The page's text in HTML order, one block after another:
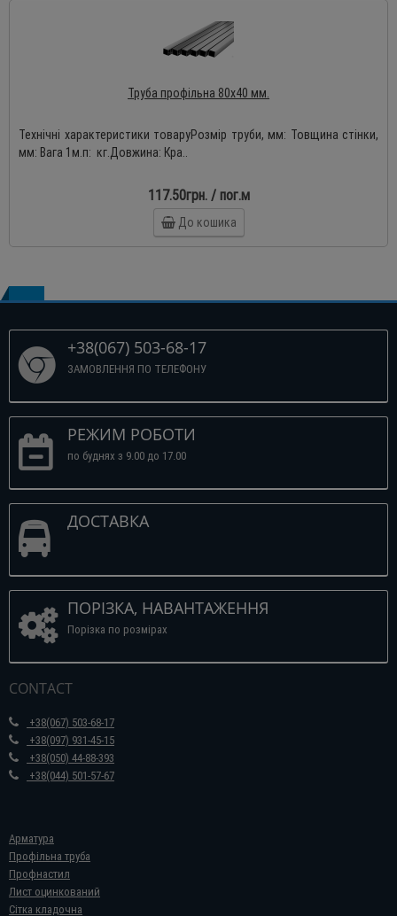
Труба профільна 80х40 мм.
Технічні характеристики товаруРозмір труби, мм: Товщина стінки,
мм: Вага 1м.п: кг.Довжина: Кра..
117.50грн. / пог.м
До кошика
+38(067) 503-68-17
ЗАМОВЛЕННЯ ПО ТЕЛЕФОНУ
РЕЖИМ РОБОТИ
по буднях з 9.00 до 17.00
ДОСТАВКА
ПОРІЗКА, НАВАНТАЖЕННЯ
Порізка по розмірах
CONTACT
+38(067) 503-68-17
+38(097) 931-45-15
+38(050) 44-88-393
+38(044) 501-57-67
Арматура
Профільна труба
Профнастил
Лист оцинкований
Сітка кладочна